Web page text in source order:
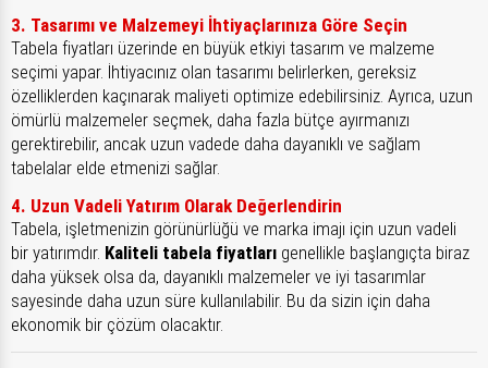
3. Tasarımı ve Malzemeyi İhtiyaçlarınıza Göre Seçin
Tabela fiyatları üzerinde en büyük etkiyi tasarım ve malzeme
seçimi yapar. İhtiyacınız olan tasarımı belirlerken, gereksiz
özelliklerden kaçınarak maliyeti optimize edebilirsiniz. Ayrıca, uzun
ömürlü malzemeler seçmek, daha fazla bütçe ayırmanızı
gerektirebilir, ancak uzun vadede daha dayanıklı ve sağlam
tabelalar elde etmenizi sağlar.
4. Uzun Vadeli Yatırım Olarak Değerlendirin
Tabela, işletmenizin görünürlüğü ve marka imajı için uzun vadeli
bir yatırımdır. Kaliteli tabela fiyatları genellikle başlangıçta biraz
daha yüksek olsa da, dayanıklı malzemeler ve iyi tasarımlar
sayesinde daha uzun süre kullanılabilir. Bu da sizin için daha
ekonomik bir çözüm olacaktır.